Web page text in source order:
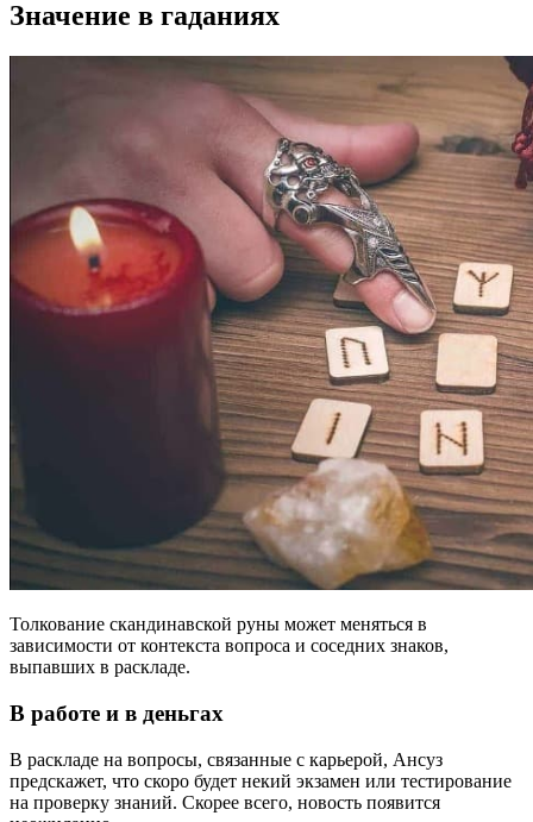
Значение в гаданиях
Толкование скандинавской руны может меняться в
зависимости от контекста вопроса и соседних знаков,
выпавших в раскладе.
В работе и в деньгах
В раскладе на вопросы, связанные с карьерой, Ансуз
предскажет, что скоро будет некий экзамен или тестирование
на проверку знаний. Скорее всего, новость появится